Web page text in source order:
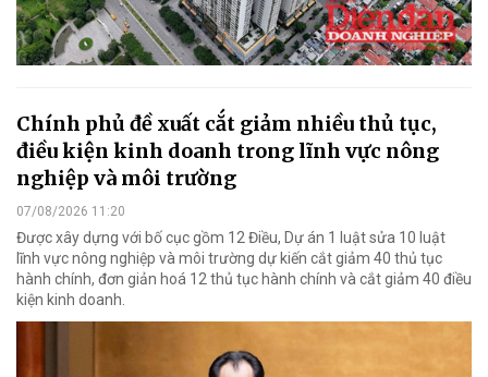
Chính phủ đề xuất cắt giảm nhiều thủ tục,
điều kiện kinh doanh trong lĩnh vực nông
nghiệp và môi trường
07/08/2026 11:20
Được xây dựng với bố cục gồm 12 Điều, Dự án 1 luật sửa 10 luật
lĩnh vực nông nghiệp và môi trường dự kiến cắt giảm 40 thủ tục
hành chính, đơn giản hoá 12 thủ tục hành chính và cắt giảm 40 điều
kiện kinh doanh.